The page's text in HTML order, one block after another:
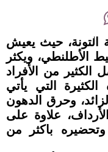
التونة، حيث يعيش
الأطلنطي، ويكثر
الكثير من الأفراد
التي يأتي
وحرق الدهون
علاوة على
باكثر من